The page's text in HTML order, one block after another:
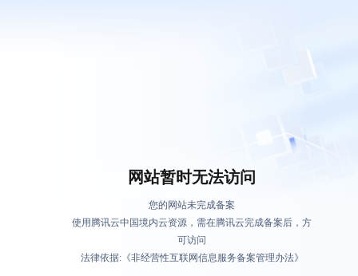
网站暂时无法访问
您的网站未完成备案
使用腾讯云中国境内云资源，需在腾讯云完成备案后，方
可访问
法律依据:《非经营性互联网信息服务备案管理办法》